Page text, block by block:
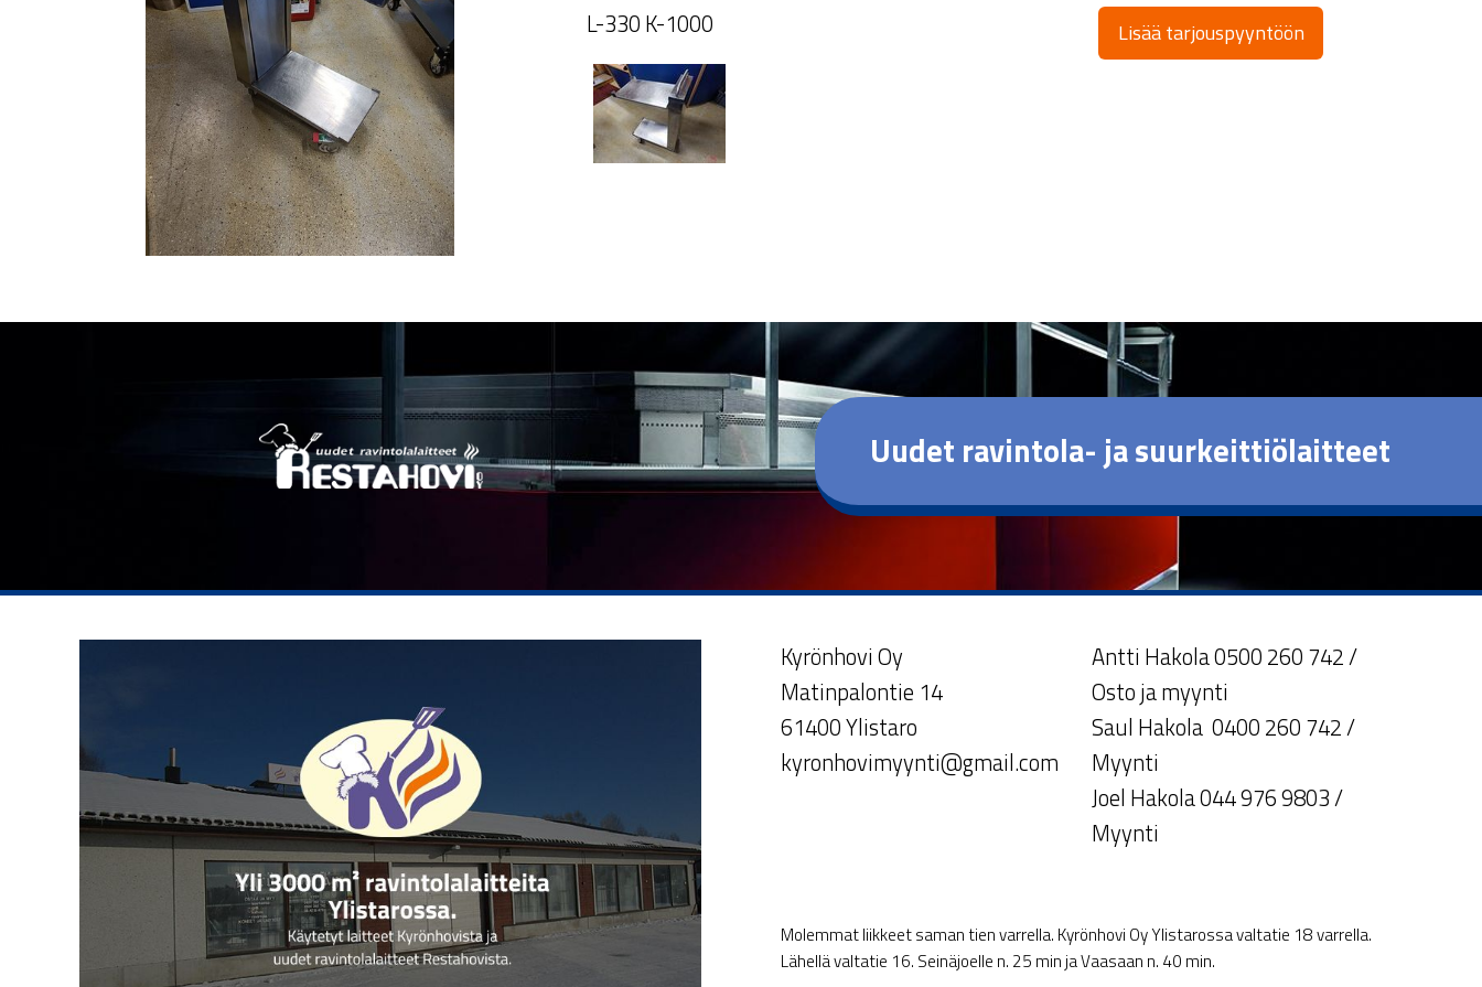
L-330 K-1000 Lisää tarjouspyyntöön
Uudet ravintola- ja suurkeittiölaitteet
Kyrönhovi Oy
Matinpalontie 14
61400 Ylistaro
kyronhovimyynti@gmail.com
Antti Hakola 0500 260 742 /
Osto ja myynti
Saul Hakola 0400 260 742 /
Myynti
Joel Hakola 044 976 9803 /
Myynti
Molemmat liikkeet saman tien varrella. Kyrönhovi Oy Ylistarossa valtatie 18 varrella.
Lähellä valtatie 16. Seinäjoelle n. 25 min ja Vaasaan n. 40 min.